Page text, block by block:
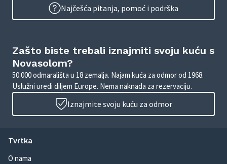
Najčešća pitanja, pomoć i podrška
Zašto biste trebali iznajmiti svoju kuću s
Novasolom?
50.000 odmarališta u 18 zemalja. Najam kuća za odmor od 1968.
Uslužni uredi diljem Europe. Nema naknada za rezervaciju.
Iznajmite svoju kuću za odmor
Tvrtka
O nama